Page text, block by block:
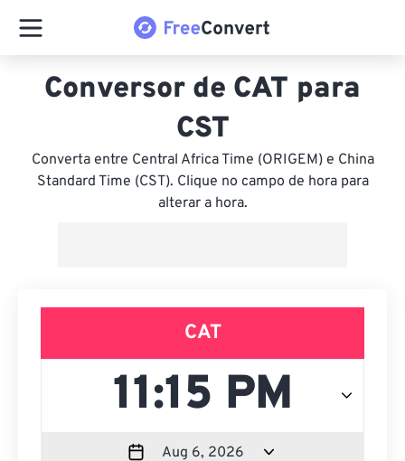
Conversor de CAT para
CST
Converta entre Central Africa Time (ORIGEM) e China
Standard Time (CST). Clique no campo de hora para
alterar a hora.
CAT